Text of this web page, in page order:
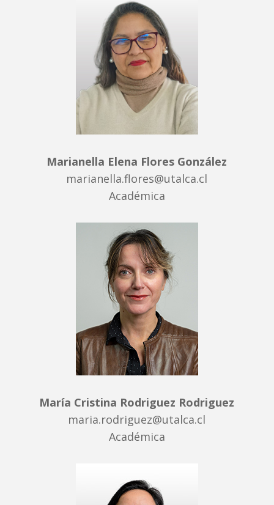
Marianella Elena Flores González
marianella.flores@utalca.cl
Académica
María Cristina Rodriguez Rodriguez
maria.rodriguez@utalca.cl
Académica